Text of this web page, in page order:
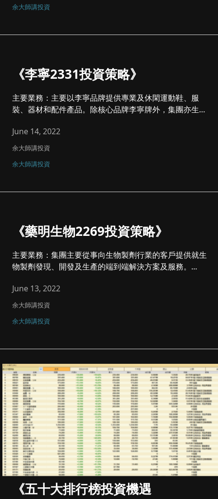
余大師講投資
《李寧2331投資策略》
主要業務：主要以李寧品牌提供專業及休閑運動鞋、服
裝、器材和配件產品。除核心品牌李寧牌外，集團亦生
June 14, 2022
余大師講投資
余大師講投資
《藥明生物2269投資策略》
主要業務：集團主要從事向生物製劑行業的客戶提供就生
物製劑發現、開發及生產的端到端解決方案及服務。...
June 13, 2022
余大師講投資
余大師講投資
《五十大排行榜投資機遇